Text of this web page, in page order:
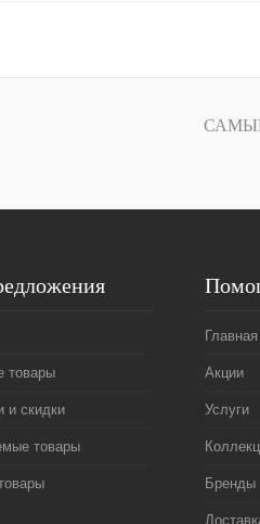
товары
и скидки
товары
Главная
Акции
Услуги
Бренды